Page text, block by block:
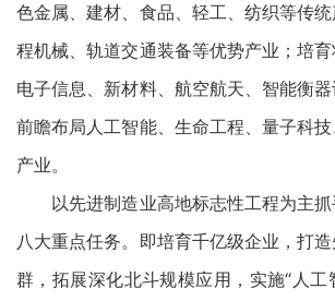
色金属、建材、食品、轻工、纺织等传
程机械、轨道交通装备等优势产业；培育
电子信息、新材料、航空航天、智能衡器
前瞻布局人工智能、生命工程、量子科
产业。
以先进制造业高地标志性工程为主抓
八大重点任务。即培育千亿级企业，打
群，拓展深化北斗规模应用，实施“人工